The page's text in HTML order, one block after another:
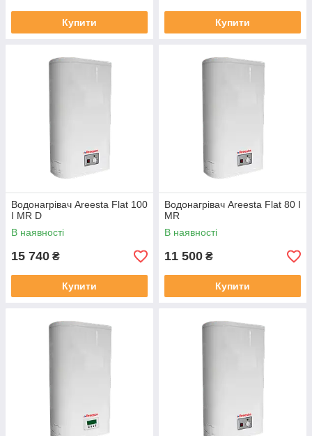
Купити Купити
Водонагрівач Areesta Flat 100
I MR D
В наявності
15 740 ₴
Купити
Водонагрівач Areesta Flat 80 I
MR
В наявності
11 500 ₴
Купити